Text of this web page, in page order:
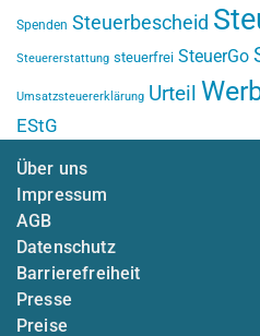
Spenden Steuerbescheid
Steuererstattung steuerfrei SteuerGo
Umsatzsteuererklärung Urteil
EStG
Über uns
Impressum
AGB
Datenschutz
Barrierefreiheit
Presse
Preise